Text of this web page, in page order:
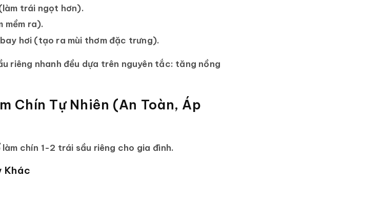
trái ngọt hơn).
mềm ra).
hơi (tạo ra mùi thơm đặc trưng).
riêng nhanh đều dựa trên nguyên tắc: tăng nồng
Chín Tự Nhiên (An Toàn, Áp
chín 1-2 trái sầu riêng cho gia đình.
Khác